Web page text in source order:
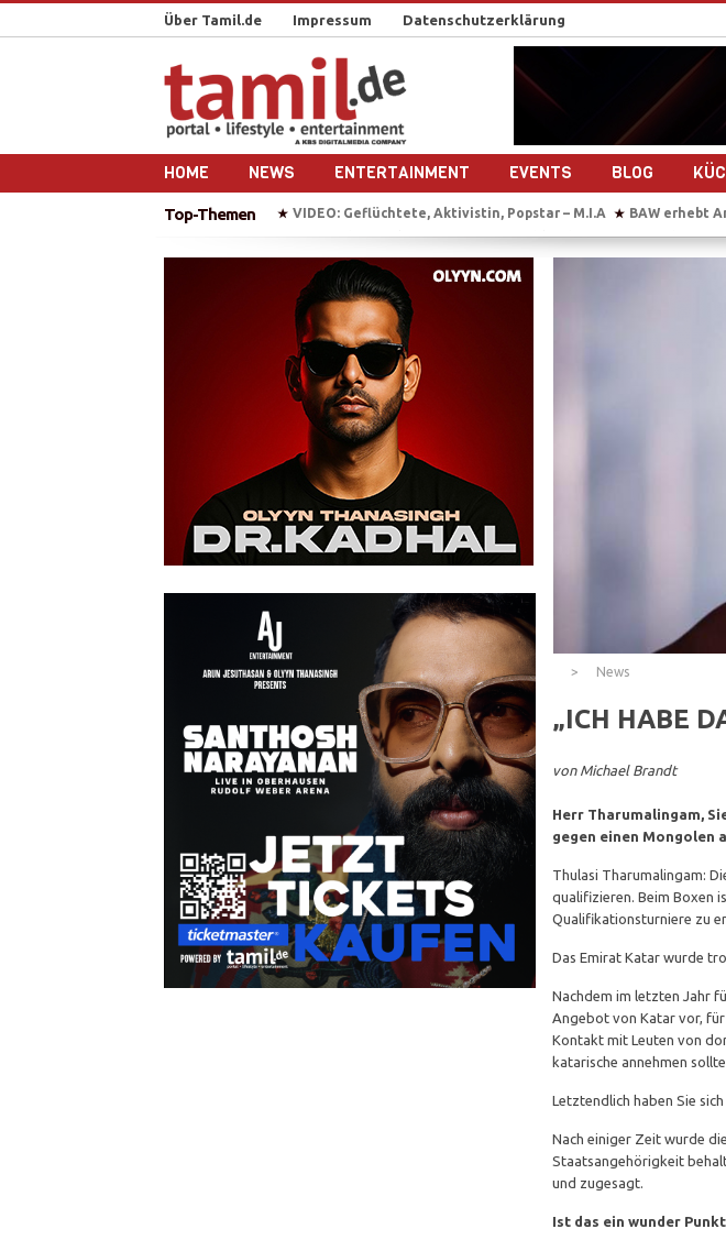
Über Tamil.de Impressum Datenschutzerklärung
HOME NEWS ENTERTAINMENT EVENTS BLOG
Top-Themen ★ BAW erhebt Anklage gegen Tamilen ★ Sie übersetzt auch im
„Chellam“ – Vithya & Majoe drehen gemeinsam ein Musikvideo
★ Auf Bootstour mit einem ehemaligen Tamil Tiger ★
Plädoyer für die Freilassung der Studierendenvertreter der
VIDEO: Geflüchtete, Aktivistin, Popstar – M.I.A
News
„ICH HABE
von Michael Brandt
Herr Tharumalingam,
gegen einen Mongolen
Thulasi Tharumalingam:
qualifizieren. Beim Boxen
Qualifikationsturniere zu
Das Emirat Katar wurde
Nachdem im letzten Jahr
Angebot von Katar vor, für
Kontakt mit Leuten von
katarische annehmen
Letztendlich haben Sie
Nach einiger Zeit wurde
Staatsangehörigkeit
und zugesagt.
Ist das ein wunder